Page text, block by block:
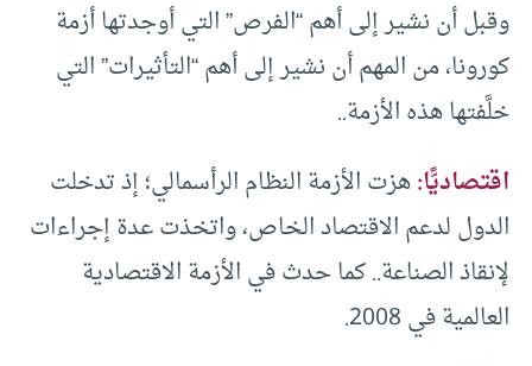
وقبل أن نشير إلى أهم “الفرص” التي أوجدتها أزمة
كورونا، من المهم أن نشير إلى أهم “التأثيرات” التي
خلَّفتها هذه الأزمة..
اقتصاديًّا:هزت الأزمة النظام الرأسمالي؛ إذ تدخلت
الدول لدعم الاقتصاد الخاص، واتخذت عدة إجراءات
لإنقاذ الصناعة.. كما حدث في الأزمة الاقتصادية
العالمية في 2008.